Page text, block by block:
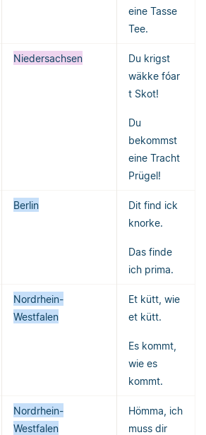
eine Tasse
Tee.
Niedersachsen
Du krigst
wäkke fóar
t Skot!
Du
bekommst
eine Tracht
Prügel!
Berlin
Dit find ick
knorke.
Das finde
ich prima.
Nordrhein-
Westfalen
Et kütt, wie
et kütt.
Es kommt,
wie es
kommt.
Nordrhein-
Westfalen
Hömma, ich
muss dir